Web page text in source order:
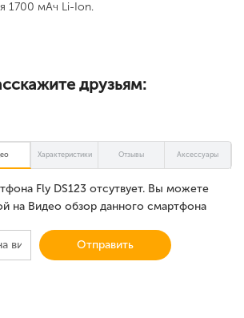
1700 мАч Li-Ion.
друзьям:
Характеристики Отзывы Аксессуары
Fly DS123 отсутвует. Вы можете
на Видео обзор данного смартфона
Отправить